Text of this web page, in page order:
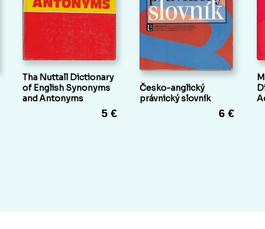
Tha Nuttall Dictionary
of English Synonyms
and Antonyms
5 €
Česko-anglický
právnický slovník
6 €